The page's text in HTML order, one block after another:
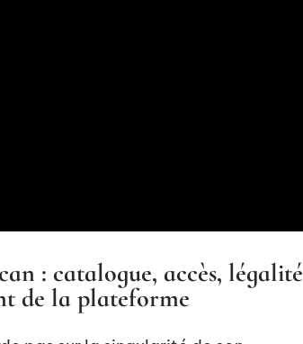
: catalogue, accès, légalité
de la plateforme